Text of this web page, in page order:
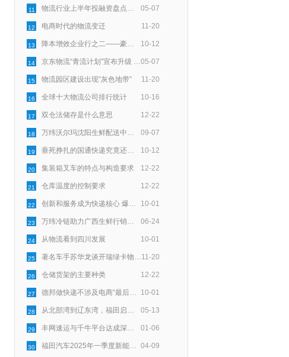
05-07
11 物流行业上半年投融资盘点：100亿资金一半入零担，一半向技术
11-20
12 电商时代的物流变迁
10-12
13 降本增效企业行之二——豪狼物流：服务细节上用“新”深耕
05-07
14 京东物流“青流计划”宣布升级 聚焦末端回收再利用
11-20
15 物流园区建设出现“灰色地带”
10-16
16 全球十大物流公司排行统计
12-22
17 双仓法储存是什么意思
09-07
18 万纬沃尔玛沈阳生鲜配送中心正式开仓
10-12
19 垂死挣扎的国通快递究竟还能撑多久？
12-22
20 集装箱叉车的特点与构造要求
12-22
21 仓库温度的控制要求
10-01
22 创新和服务成为快递核心 爆发式增长带来时代契机
06-24
23 万纬冷链助力广西生鲜行销全国
10-01
24 从物流看到四川发展
11-20
25 著名车手苏华龙谈开瑞绿卡物流与安全
12-22
26 仓储货架的主要种类
10-01
27 德邦做快递不涉及电商“最后一公里”配送
05-13
28 从北部湾到辽东湾，福田启明星以用户口碑点亮绿色物流新程
01-06
29 丰网速运与千牛平台达成深度合作，为淘宝天猫商家提供稳定物流服务
04-09
30 福田汽车2025年一季度新能源销量同比大增174.2%，持续领跑新能源市场